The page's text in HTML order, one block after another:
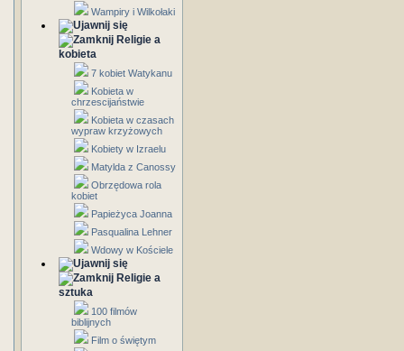
Wampiry i Wilkołaki
Religie a
kobieta
7 kobiet Watykanu
Kobieta w
chrzescijaństwie
Kobieta w czasach
wypraw krzyżowych
Kobiety w Izraelu
Matylda z Canossy
Obrzędowa rola
kobiet
Papieżyca Joanna
Pasqualina Lehner
Wdowy w Kościele
Religie a
sztuka
100 filmów
biblijnych
Film o świętym